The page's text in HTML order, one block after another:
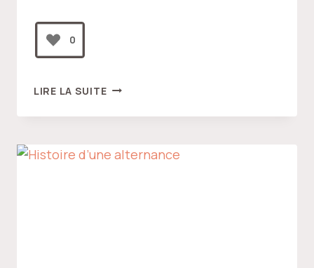
0
LIRE LA SUITELE
À
DE